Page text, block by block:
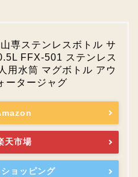
専ステンレスボトル サ
FFX-501 ステンレス
用水筒 マグボトル アウ
ータージャグ
天市場
ョッピング